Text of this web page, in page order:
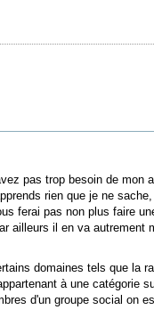
pas trop besoin de mon
rien que je ne
ferai pas non plus faire
il en va autrement
domaines tels que la
à une catégorie
d'un groupe social on